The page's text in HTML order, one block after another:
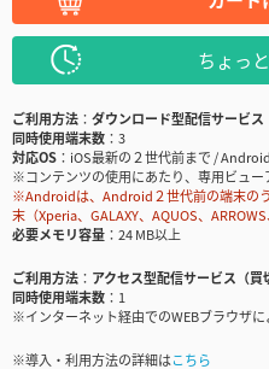
ちょっ
ご利用方法
ダウンロード型配信サービス
同時使用端末数
3
対応OS
iOS最新の２世代前まで /
※コンテンツの使用にあたり、専用ビュ
※Androidは、Android２世代前の端末の
末（Xperia、GALAXY、AQUOS、
必要メモリ容量
24 MB以上
ご利用方法
アクセス型配信サービス（買
同時使用端末数
1
※インターネット経由でのWEBブラウザに
※導入・利用方法の詳細はこちら